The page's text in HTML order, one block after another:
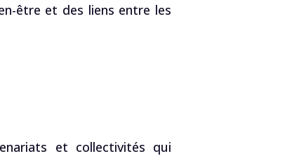
être et des liens entre les
et collectivités qui